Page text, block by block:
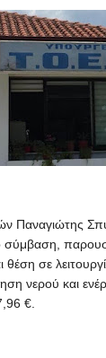
Παναγιώτης
σύμβαση,
σε
νερού και
€.